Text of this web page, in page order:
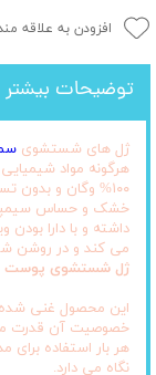
افزودن به علاقه
توضیحات بیشتر
ژل های شستشوی
هرگونه مواد
۱۰۰% وگان و
می کند و در روشن
ژل شستشوی
این محصول غنی شده
خصوصیت آن قدرت
هر بار استفاده
نگاه می دارد.